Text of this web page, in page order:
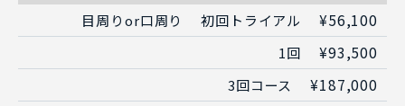
目周りor口周り
初回トライアル ¥56,100
1回 ¥93,500
3回コース ¥187,000